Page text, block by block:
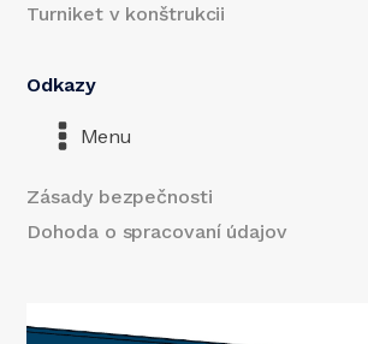
Turniket v konštrukcii
Odkazy
Menu
Zásady bezpečnosti
Dohoda o spracovaní údajov